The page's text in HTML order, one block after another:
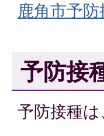
鹿角市予
予防接
予防接種